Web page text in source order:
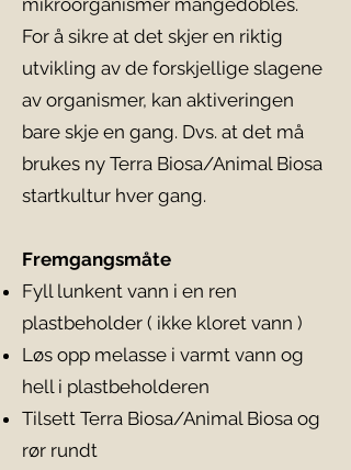
mikroorganismer mangedobles.
For å sikre at det skjer en riktig
utvikling av de forskjellige slagene
av organismer, kan aktiveringen
bare skje en gang. Dvs. at det må
brukes ny Terra Biosa/Animal Biosa
startkultur hver gang.
Fremgangsmåte
Fyll lunkent vann i en ren
plastbeholder ( ikke kloret vann )
Løs opp melasse i varmt vann og
hell i plastbeholderen
Tilsett Terra Biosa/Animal Biosa og
rør rundt